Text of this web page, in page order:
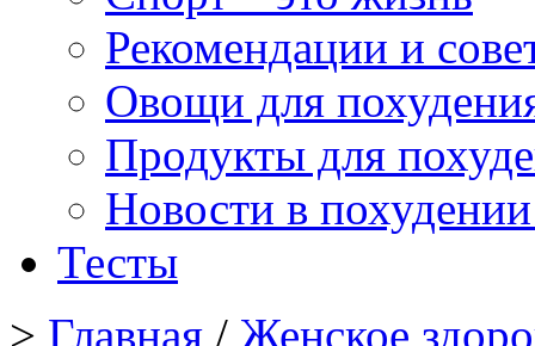
Рекомендации и
Овощи для
Продукты для
Новости в
Тесты
> Главная / Женское